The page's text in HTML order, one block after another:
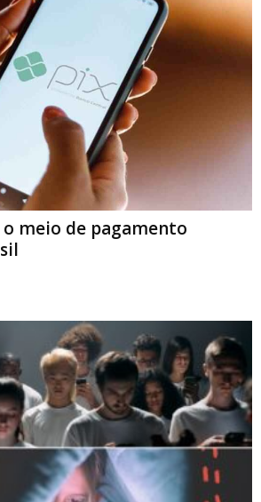
meio de pagamento